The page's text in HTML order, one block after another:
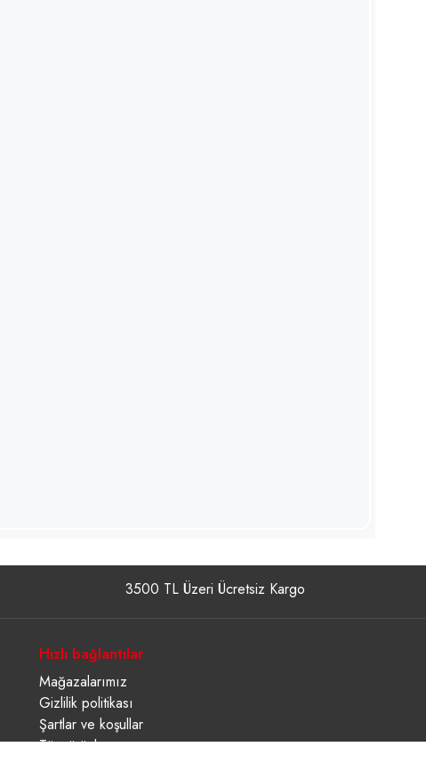
3500 TL Üzeri Ücretsiz Kargo
Hızlı bağlantılar
Mağazalarımız
Gizlilik politikası
Şartlar ve koşullar
Tüm ürünler